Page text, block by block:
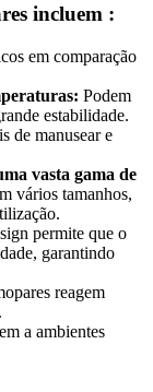
incluem :
em comparação
Podem
estabilidade.
de manusear e
vasta gama de
vários tamanhos,
permite que o
garantindo
reagem
a ambientes